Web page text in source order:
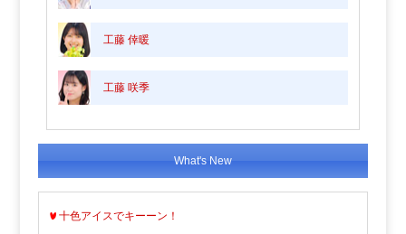
工藤 倖暖
工藤 咲季
What's New
十色アイスでキーーン！